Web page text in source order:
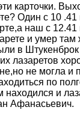
карточки.
Один с 10 .41
наш с 12.41
и умер там
в
лазаретов
не могла и
по
и
Афанасьевич.